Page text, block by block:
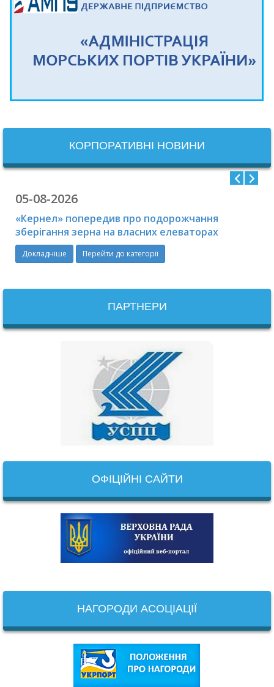
КОРПОРАТИВНІ НОВИНИ
05-08-2026
«Кернел» попередив про подорожчання
зберігання зерна на власних елеваторах
Докладніше Перейти до категорії
ПАРТНЕРИ
ОФІЦІЙНІ САЙТИ
НАГОРОДИ АСОЦІАЦІЇ